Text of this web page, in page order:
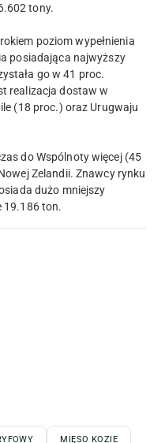
tony.
poziom wypełnienia
posiadająca najwyższy
go w 41 proc.
realizacja dostaw w
(18 proc.) oraz Urugwaju
do Wspólnoty więcej (45
Zelandii. Znawcy rynku
dużo mniejszy
19.186 ton.
MIĘSO KOZIE